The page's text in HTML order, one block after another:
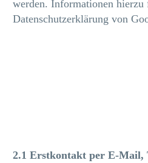
werden. Informationen hierzu
Datenschutzerklärung von
2.1 Erstkontakt per E-Mail,